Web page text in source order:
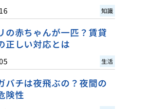
知識
の赤ちゃんが一匹？賃貸
正しい対応とは
生活
バチは夜飛ぶの？夜間の
険性